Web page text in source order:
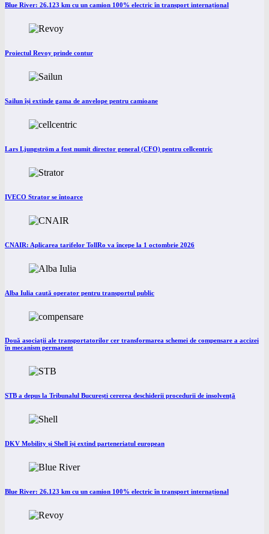
Blue River: 26.123 km cu un camion 100% electric în transport internațional
Proiectul Revoy prinde contur
Sailun își extinde gama de anvelope pentru camioane
Lars Ljungström a fost numit director general (CFO) pentru cellcentric
IVECO Strator se întoarce
CNAIR: Aplicarea tarifelor TollRo va începe la 1 octombrie 2026
Alba Iulia caută operator pentru transportul public
Două asociații ale transportatorilor cer transformarea schemei de compensare a accizei
în mecanism permanent
STB a depus la Tribunalul București cererea deschiderii procedurii de insolvență
DKV Mobility și Shell își extind parteneriatul european
Blue River: 26.123 km cu un camion 100% electric în transport internațional